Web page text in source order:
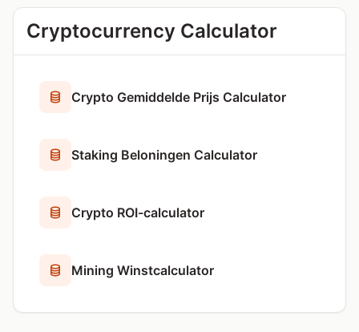
Cryptocurrency Calculator
Crypto Gemiddelde Prijs Calculator
Staking Beloningen Calculator
Crypto ROI-calculator
Mining Winstcalculator